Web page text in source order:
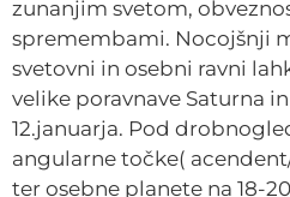
zunanjim svetom,
spremembami. Nocojšnji
svetovni in osebni ravni
velike poravnave Saturna
12.januarja. Pod
angularne točke(
ter osebne planete na 18-